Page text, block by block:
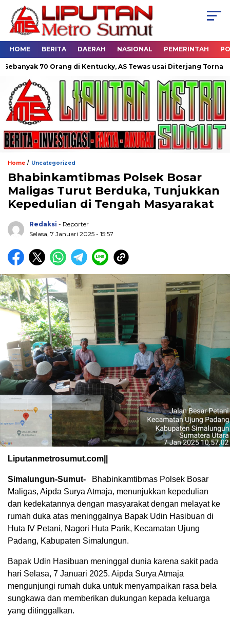
HOME BERITA DAERAH NASIONAL PEMERINTAH
70 Orang di Kentucky, AS Tewas usai Diterjang Tornado
Home / Uncategorized
Bhabinkamtibmas Polsek Bosar
Maligas Turut Berduka, Tunjukkan
Kepedulian di Tengah Masyarakat
Redaksi - Reporter
Selasa, 7 Januari 2025 - 15:57
Liputanmetrosumut.com||
Simalungun-Sumut-
Bhabinkamtibmas Polsek Bosar
Maligas, Aipda Surya Atmaja, menunjukkan kepedulian
dan kedekatannya dengan masyarakat dengan melayat ke
rumah duka atas meninggalnya Bapak Udin Hasibuan di
Huta IV Petani, Nagori Huta Parik, Kecamatan Ujung
Padang, Kabupaten Simalungun.
Bapak Udin Hasibuan meninggal dunia karena sakit pada
hari Selasa, 7 Januari 2025. Aipda Surya Atmaja
mengunjungi rumah duka untuk menyampaikan rasa bela
sungkawa dan memberikan dukungan kepada keluarga
yang ditinggalkan.